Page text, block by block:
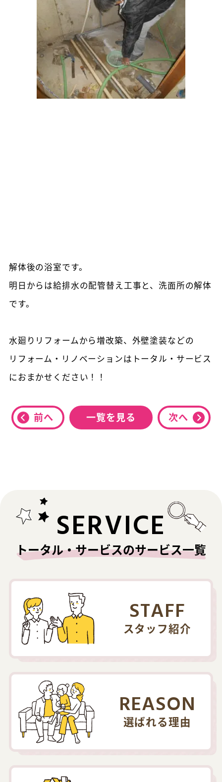
解体後の浴室です。
明日からは給排水の配管替え工事と、洗面所の解体
です。
水廻りリフォームから増改築、外壁塗装などの
リフォーム・リノベーションはトータル・サービス
におまかせください！！
前へ 一覧を見る 次へ
SERVICE
トータル・サービスのサービス一覧
STAFF
スタッフ紹介
REASON
選ばれる理由